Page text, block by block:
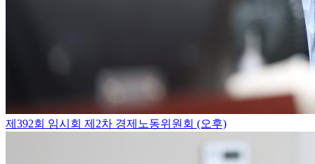
제392회 임시회 제2차 경제노동위원회 (오후)